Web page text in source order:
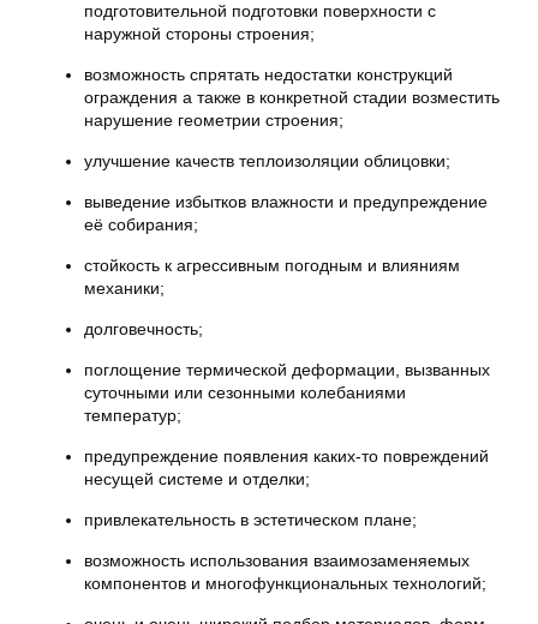
подготовительной подготовки поверхности с
наружной стороны строения;
возможность спрятать недостатки конструкций
ограждения а также в конкретной стадии возместить
нарушение геометрии строения;
улучшение качеств теплоизоляции облицовки;
выведение избытков влажности и предупреждение
её собирания;
стойкость к агрессивным погодным и влияниям
механики;
долговечность;
поглощение термической деформации, вызванных
суточными или сезонными колебаниями
температур;
предупреждение появления каких-то повреждений
несущей системе и отделки;
привлекательность в эстетическом плане;
возможность использования взаимозаменяемых
компонентов и многофункциональных технологий;